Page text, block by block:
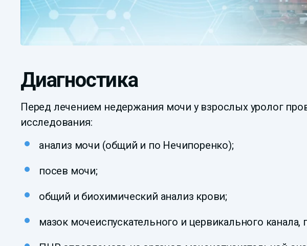
Диагностика
Перед лечением недержания мочи у взрослых уролог
исследования:
анализ мочи (общий и по Нечипоренко);
посев мочи;
общий и биохимический анализ крови;
мазок мочеиспускательного и цервикального